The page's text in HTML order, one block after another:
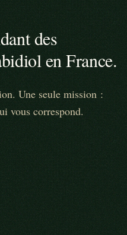
des
en France.
Une seule mission :
vous correspond.